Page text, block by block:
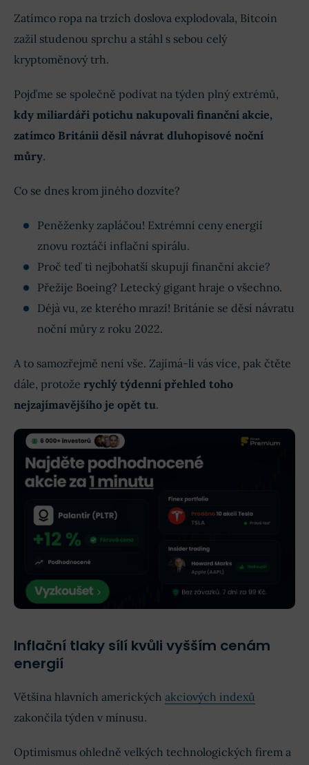
Zatímco ropa na trzích doslova explodovala, Bitcoin
zažil studenou sprchu a stáhl s sebou celý
kryptoměnový trh.
Pojďme se společně podívat na týden plný extrémů,
kdy miliardáři potichu nakupovali finanční akcie,
zatímco Británii děsil návrat dluhopisové noční
můry.
Co se dnes krom jiného dozvíte?
Peněženky zapláčou! Extrémní ceny energií
znovu roztáčí inflační spirálu.
Proč teď ti nejbohatší skupují finanční akcie?
Přežije Boeing? Letecký gigant hraje o všechno.
Déjà vu, ze kterého mrazí! Británie se děsí návratu
noční můry z roku 2022.
A to samozřejmě není vše. Zajímá-li vás více, pak čtěte
dále, protože rychlý týdenní přehled toho
nejzajímavějšího je opět tu.
Inflační tlaky sílí kvůli vyšším cenám
energií
Většina hlavních amerických akciových indexů
zakončila týden v mínusu.
Optimismus ohledně velkých technologických firem a